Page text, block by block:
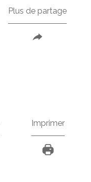
Plus de partage
Imprimer